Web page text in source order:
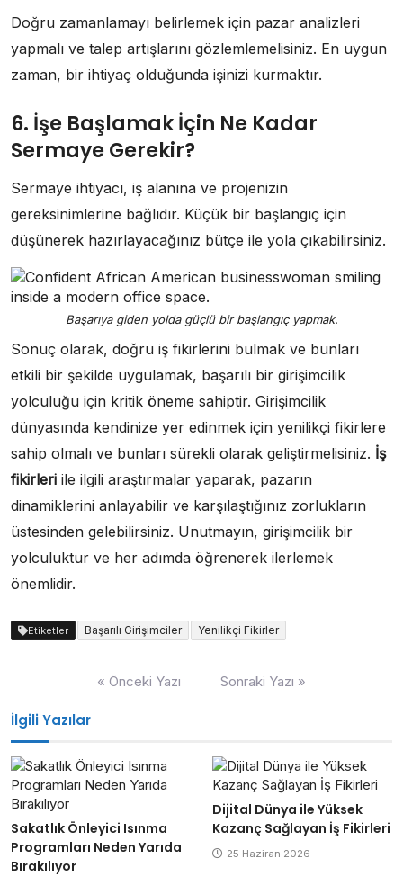
Doğru zamanlamayı belirlemek için pazar analizleri
yapmalı ve talep artışlarını gözlemlemelisiniz. En uygun
zaman, bir ihtiyaç olduğunda işinizi kurmaktır.
6. İşe Başlamak İçin Ne Kadar
Sermaye Gerekir?
Sermaye ihtiyacı, iş alanına ve projenizin
gereksinimlerine bağlıdır. Küçük bir başlangıç için
düşünerek hazırlayacağınız bütçe ile yola çıkabilirsiniz.
Başarıya giden yolda güçlü bir başlangıç yapmak.
Sonuç olarak, doğru iş fikirlerini bulmak ve bunları
etkili bir şekilde uygulamak, başarılı bir girişimcilik
yolculuğu için kritik öneme sahiptir. Girişimcilik
dünyasında kendinize yer edinmek için yenilikçi fikirlere
sahip olmalı ve bunları sürekli olarak geliştirmelisiniz. İş
fikirleri ile ilgili araştırmalar yaparak, pazarın
dinamiklerini anlayabilir ve karşılaştığınız zorlukların
üstesinden gelebilirsiniz. Unutmayın, girişimcilik bir
yolculuktur ve her adımda öğrenerek ilerlemek
önemlidir.
Etiketler Başarılı Girişimciler Yenilikçi Fikirler
« Önceki Yazı Sonraki Yazı »
İlgili Yazılar
Sakatlık Önleyici Isınma
Programları Neden Yarıda
Bırakılıyor
Dijital Dünya ile Yüksek
Kazanç Sağlayan İş Fikirleri
25 Haziran 2026